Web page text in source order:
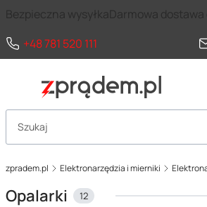
Bezpieczna wysyłkaDarmowa dostawa
+48 781 520 111
Otwórz wyszukiwarkę
zpradem.pl Elektronarzędzia i mierniki
Opalarki 12